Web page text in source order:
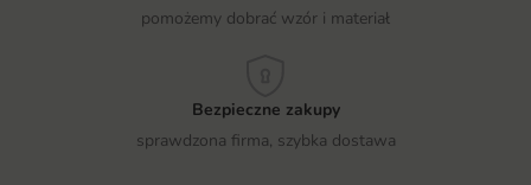
pomożemy dobrać wzór i materiał
Bezpieczne zakupy
sprawdzona firma, szybka dostawa